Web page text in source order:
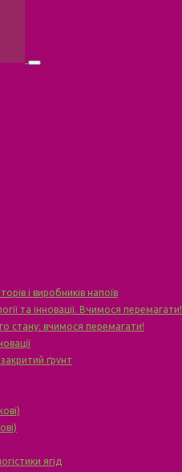
і виробників напоїв
та інновації. Вчимося перемагати!
стану: вчимося перемагати!
ґрунт
ягід